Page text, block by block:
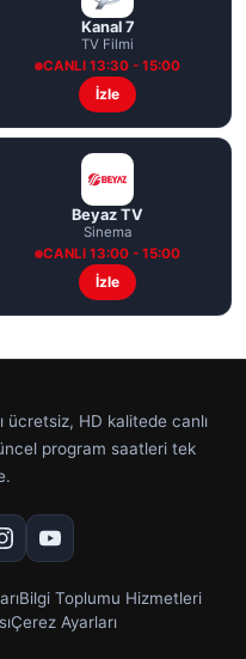
Kanal 7
TV Filmi
CANLI 13:30 - 15:00
İzle
Beyaz TV
Sinema
CANLI 13:00 - 15:00
İzle
ücretsiz, HD kalitede canlı
program saatleri tek
Bilgi Toplumu Hizmetleri
Çerez Ayarları